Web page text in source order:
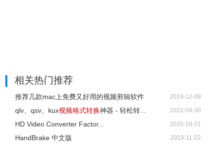
-i input.mp4 \
-vf scale=480:-1 \
output.mp4
6、提取音频
1）有时，需要从视频里面提取音频（demuxing），可以像
下面这样写。
相关热门推荐
推荐几款mac上免费又好用的视频剪辑软件 2019-12-09
qlv、qsv、kux视频格式转换神器 - 轻松转... 2022-04-30
HD Video Converter Factor... 2020-10-21
HandBrake 中文版 2019-11-22